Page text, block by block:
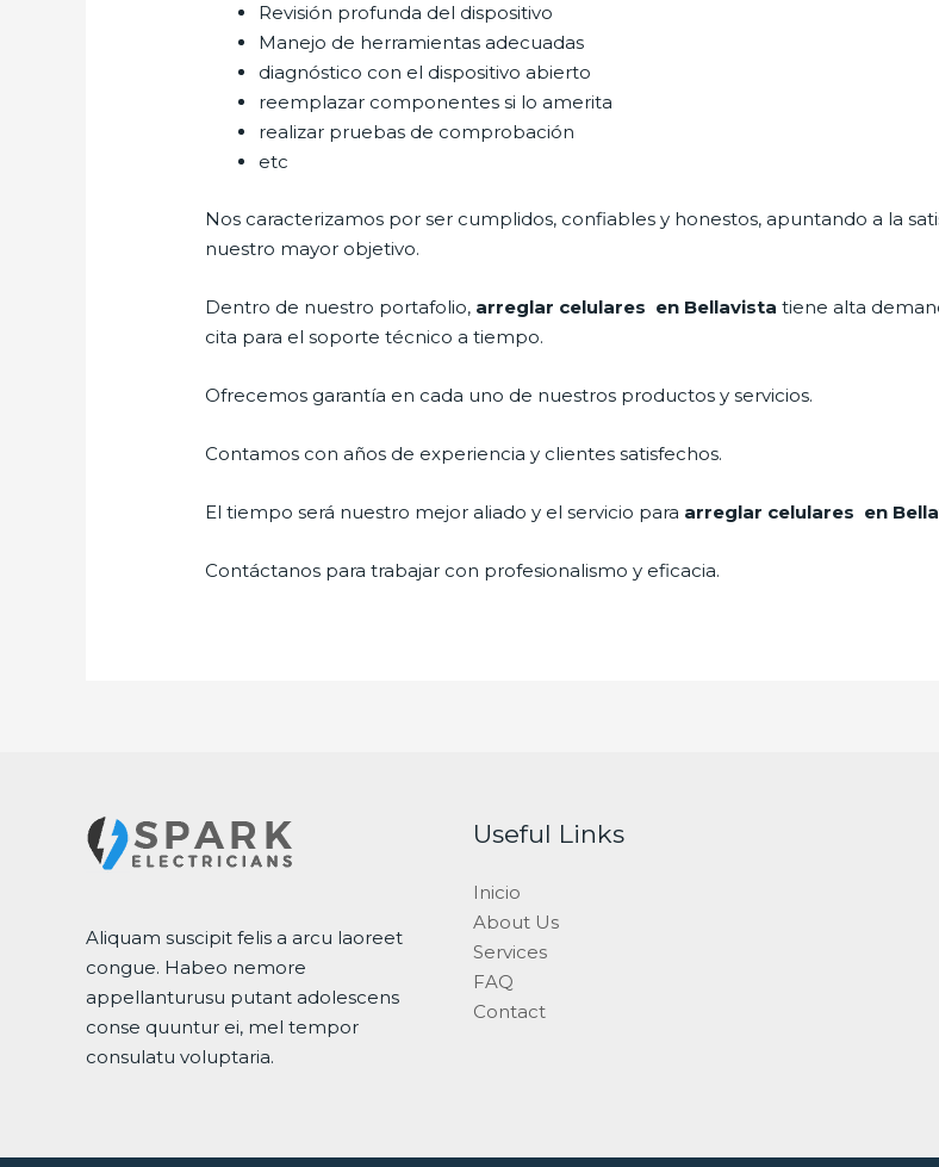
Revisión profunda del dispositivo
Manejo de herramientas adecuadas
diagnóstico con el dispositivo abierto
reemplazar componentes si lo amerita
realizar pruebas de comprobación
etc
Nos caracterizamos por ser cumplidos, confiables y honestos, apuntando a la
nuestro mayor objetivo.
Dentro de nuestro portafolio, arreglar celulares en Bellavista tiene alta
cita para el soporte técnico a tiempo.
Ofrecemos garantía en cada uno de nuestros productos y servicios.
Contamos con años de experiencia y clientes satisfechos.
El tiempo será nuestro mejor aliado y el servicio para arreglar celulares en
Contáctanos para trabajar con profesionalismo y eficacia.
Aliquam suscipit felis a arcu laoreet
congue. Habeo nemore
appellanturusu putant adolescens
conse quuntur ei, mel tempor
consulatu voluptaria.
Useful Links
Inicio
About Us
Services
FAQ
Contact